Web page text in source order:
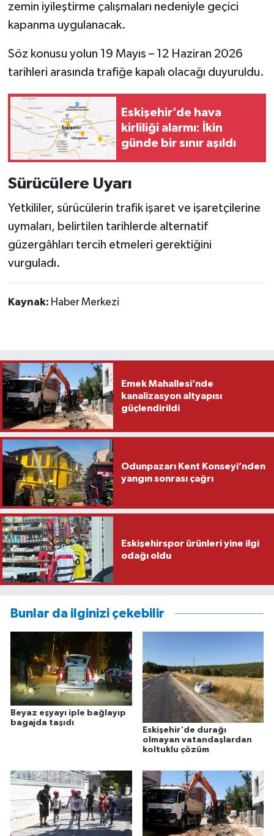
zemin iyileştirme çalışmaları nedeniyle geçici
kapanma uygulanacak.
Söz konusu yolun 19 Mayıs – 12 Haziran 2026
tarihleri arasında trafiğe kapalı olacağı duyuruldu.
Eskişehir’de hava
kirliliği alarmı: İkin
günde bir sınır aşıldı
Sürücülere Uyarı
Yetkililer, sürücülerin trafik işaret ve işaretçilerine
uymaları, belirtilen tarihlerde alternatif
güzergâhları tercih etmeleri gerektiğini
vurguladı.
Kaynak: Haber Merkezi
Emek Mahallesi’nde
kanalizasyon altyapısı
güçlendirildi
Odunpazarı Kent Konseyi’nden
yangın sonrası çağrı
Eskişehirspor ürünleri yine ilgi
odağı oldu
Bunlar da ilginizi çekebilir
Beyaz eşyayı iple bağlayıp
bagajda taşıdı
Eskişehir'de durağı
olmayan vatandaşlardan
koltuklu çözüm